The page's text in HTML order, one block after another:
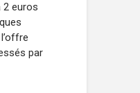
2 euros
par